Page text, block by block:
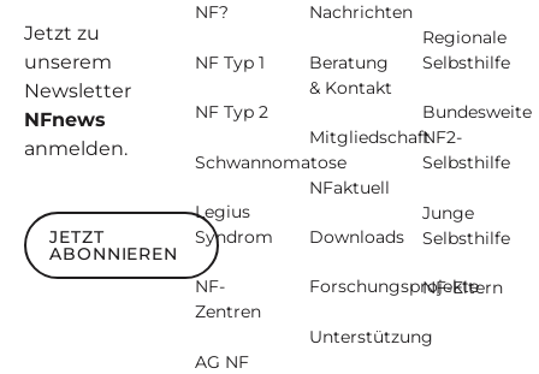
Jetzt zu
unserem
Newsletter
NFnews
anmelden.
Jetzt abonnieren
JETZT
ABONNIEREN
NF?
NF Typ 1
NF Typ 2
Schwannomatose
Legius
Syndrom
NF-
Zentren
AG NF
Nachrichten
Beratung
& Kontakt
Mitgliedschaft
NFaktuell
Downloads
Forschungsprojekte
Unterstützung
Regionale
Selbsthilfe
Bundesweite
NF2-
Selbsthilfe
Junge
Selbsthilfe
NF-Eltern